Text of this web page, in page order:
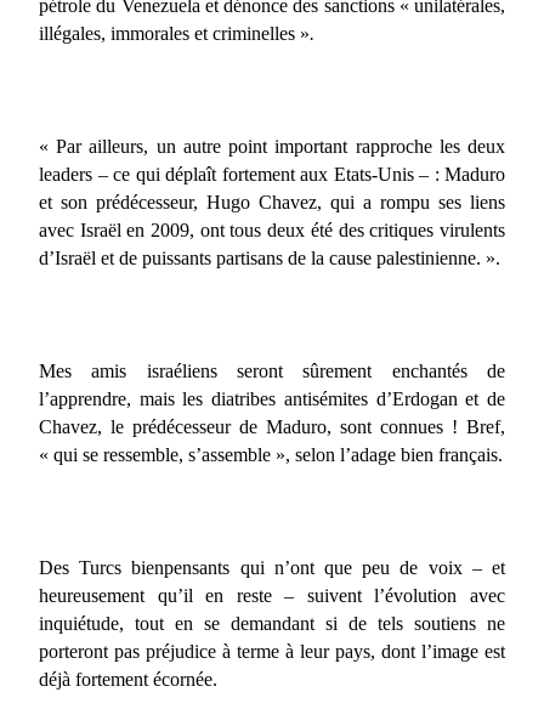
pétrole du Venezuela et dénonce des sanctions « unilatérales,
illégales, immorales et criminelles ».
« Par ailleurs, un autre point important rapproche les deux
leaders – ce qui déplaît fortement aux Etats-Unis – : Maduro
et son prédécesseur, Hugo Chavez, qui a rompu ses liens
avec Israël en 2009, ont tous deux été des critiques virulents
d’Israël et de puissants partisans de la cause palestinienne. ».
Mes amis israéliens seront sûrement enchantés de
l’apprendre, mais les diatribes antisémites d’Erdogan et de
Chavez, le prédécesseur de Maduro, sont connues ! Bref,
« qui se ressemble, s’assemble », selon l’adage bien français.
Des Turcs bienpensants qui n’ont que peu de voix – et
heureusement qu’il en reste – suivent l’évolution avec
inquiétude, tout en se demandant si de tels soutiens ne
porteront pas préjudice à terme à leur pays, dont l’image est
déjà fortement écornée.